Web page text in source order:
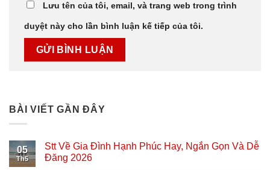
Lưu tên của tôi, email, và trang web trong trình
duyệt này cho lần bình luận kế tiếp của tôi.
BÀI VIẾT GẦN ĐÂY
05
Th5
Stt Về Gia Đình Hạnh Phúc Hay, Ngắn Gọn Và Dễ
Đăng 2026